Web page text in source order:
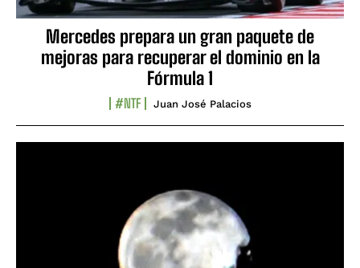
Mercedes prepara un gran paquete de
mejoras para recuperar el dominio en la
Fórmula 1
#NTF Juan José Palacios